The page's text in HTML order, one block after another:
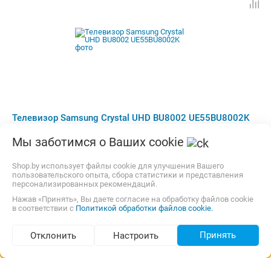
Подбор по параметрам (192)
Телевизор Samsung Crystal UHD BU8002 UE55BU8002K
Диагональ экрана:
Разрешение экрана:3840x2160 (4K UHD)
Платформа Smart TV: Samsung Tizen
Беспроводные интерфейсы:Bluetooth, Wi-Fi
Бесплатная, сегодня
Самовывоз
карта, наличные, рассрочка, кредит
7 предложений
Мы заботимся о Ваших cookie
Shop.by использует файлы cookie для улучшения Вашего
пользовательского опыта, сбора статистики и представления
персонализированных рекомендаций.
Нажав «Принять», Вы даете согласие на обработку файлов cookie
в соответствии с Политикой обработки файлов cookie.
Отклонить Настроить Принять